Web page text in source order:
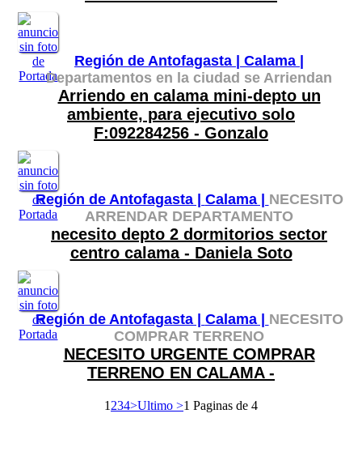
Región de Antofagasta | Calama |
Departamentos en la ciudad se Arriendan
Arriendo en calama mini-depto un
ambiente, para ejecutivo solo
F:092284256 - Gonzalo
Región de Antofagasta | Calama | NECESITO
ARRENDAR DEPARTAMENTO
necesito depto 2 dormitorios sector
centro calama - Daniela Soto
Región de Antofagasta | Calama | NECESITO
COMPRAR TERRENO
NECESITO URGENTE COMPRAR
TERRENO EN CALAMA -
1 234>Ultimo >1 Paginas de 4